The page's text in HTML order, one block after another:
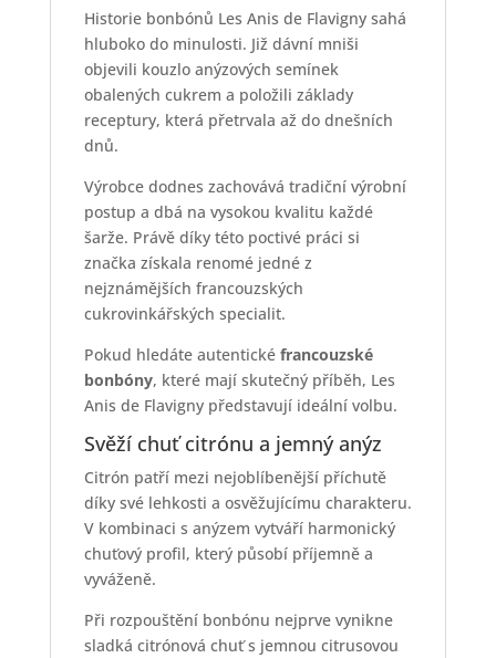
Historie bonbónů Les Anis de Flavigny sahá
hluboko do minulosti. Již dávní mniši
objevili kouzlo anýzových semínek
obalených cukrem a položili základy
receptury, která přetrvala až do dnešních
dnů.
Výrobce dodnes zachovává tradiční výrobní
postup a dbá na vysokou kvalitu každé
šarže. Právě díky této poctivé práci si
značka získala renomé jedné z
nejznámějších francouzských
cukrovinkářských specialit.
Pokud hledáte autentické francouzské
bonbóny, které mají skutečný příběh, Les
Anis de Flavigny představují ideální volbu.
Svěží chuť citrónu a jemný anýz
Citrón patří mezi nejoblíbenější příchutě
díky své lehkosti a osvěžujícímu charakteru.
V kombinaci s anýzem vytváří harmonický
chuťový profil, který působí příjemně a
vyváženě.
Při rozpouštění bonbónu nejprve vynikne
sladká citrónová chuť s jemnou citrusovou